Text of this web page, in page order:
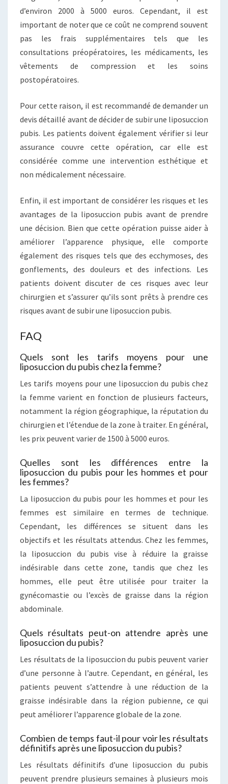
d’environ 2000 à 5000 euros. Cependant, il est
important de noter que ce coût ne comprend souvent
pas les frais supplémentaires tels que les
consultations préopératoires, les médicaments, les
vêtements de compression et les soins
postopératoires.
Pour cette raison, il est recommandé de demander un
devis détaillé avant de décider de subir une liposuccion
pubis. Les patients doivent également vérifier si leur
assurance couvre cette opération, car elle est
considérée comme une intervention esthétique et
non médicalement nécessaire.
Enfin, il est important de considérer les risques et les
avantages de la liposuccion pubis avant de prendre
une décision. Bien que cette opération puisse aider à
améliorer l’apparence physique, elle comporte
également des risques tels que des ecchymoses, des
gonflements, des douleurs et des infections. Les
patients doivent discuter de ces risques avec leur
chirurgien et s’assurer qu’ils sont prêts à prendre ces
risques avant de subir une liposuccion pubis.
FAQ
Quels sont les tarifs moyens pour une
liposuccion du pubis chez la femme?
Les tarifs moyens pour une liposuccion du pubis chez
la femme varient en fonction de plusieurs facteurs,
notamment la région géographique, la réputation du
chirurgien et l’étendue de la zone à traiter. En général,
les prix peuvent varier de 1500 à 5000 euros.
Quelles sont les différences entre la
liposuccion du pubis pour les hommes et pour
les femmes?
La liposuccion du pubis pour les hommes et pour les
femmes est similaire en termes de technique.
Cependant, les différences se situent dans les
objectifs et les résultats attendus. Chez les femmes,
la liposuccion du pubis vise à réduire la graisse
indésirable dans cette zone, tandis que chez les
hommes, elle peut être utilisée pour traiter la
gynécomastie ou l’excès de graisse dans la région
abdominale.
Quels résultats peut-on attendre après une
liposuccion du pubis?
Les résultats de la liposuccion du pubis peuvent varier
d’une personne à l’autre. Cependant, en général, les
patients peuvent s’attendre à une réduction de la
graisse indésirable dans la région pubienne, ce qui
peut améliorer l’apparence globale de la zone.
Combien de temps faut-il pour voir les résultats
définitifs après une liposuccion du pubis?
Les résultats définitifs d’une liposuccion du pubis
peuvent prendre plusieurs semaines à plusieurs mois